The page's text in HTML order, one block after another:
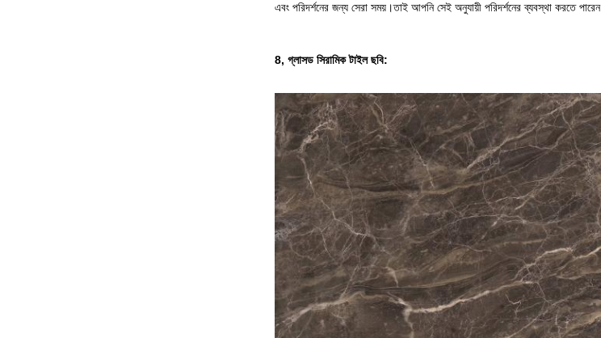
এবং পরিদর্শনের জন্য সেরা সময়।তাই আপনি সেই অনুযায়ী পরিদর্শনের ব্যবস্থা করতে পারেন
8, গ্লাসড সিরামিক টাইল ছবি: